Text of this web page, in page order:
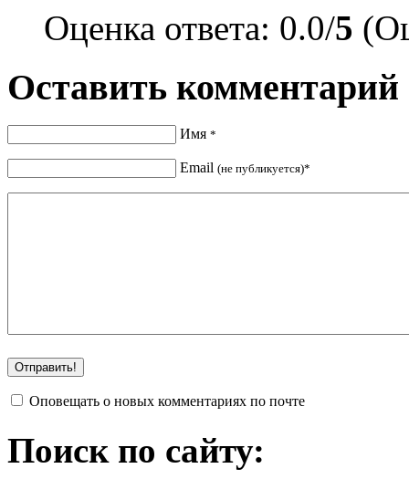
Оценка ответа: 0.0/5
Оставить комментарий
Имя *
Email (не публикуется)*
Оповещать о новых комментариях по почте
Поиск по сайту: